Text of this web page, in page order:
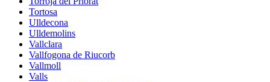
Tortosa
Ulldecona
Ulldemolins
Vallclara
Vallfogona de Riucorb
Vallmoll
Valls